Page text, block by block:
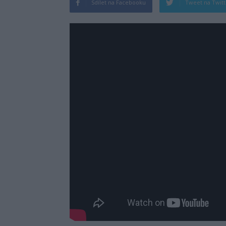
Sdílet na Facebooku Tweet na